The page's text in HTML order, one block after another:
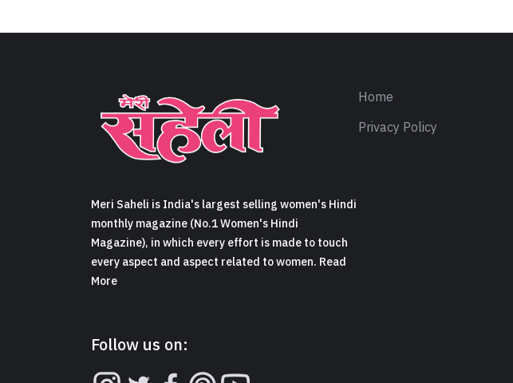
Meri Saheli is India's largest selling women's Hindi
monthly magazine (No.1 Women's Hindi
Magazine), in which every effort is made to touch
every aspect and aspect related to women. Read
More
Follow us on:
Home
Privacy Policy